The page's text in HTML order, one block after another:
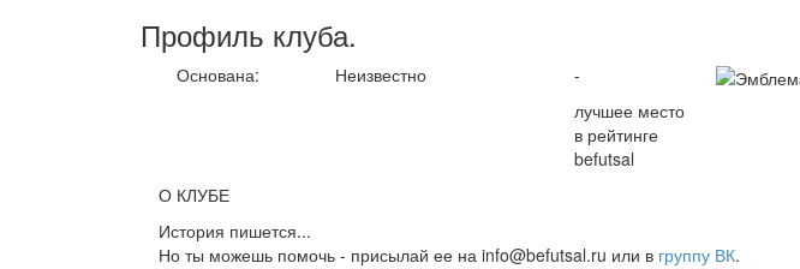
Профиль клуба.
Основана: Неизвестно
-
лучшее место
в рейтинге
befutsal
О КЛУБЕ
История пишется...
Но ты можешь помочь - присылай ее на info@befutsal.ru или в группу ВК.